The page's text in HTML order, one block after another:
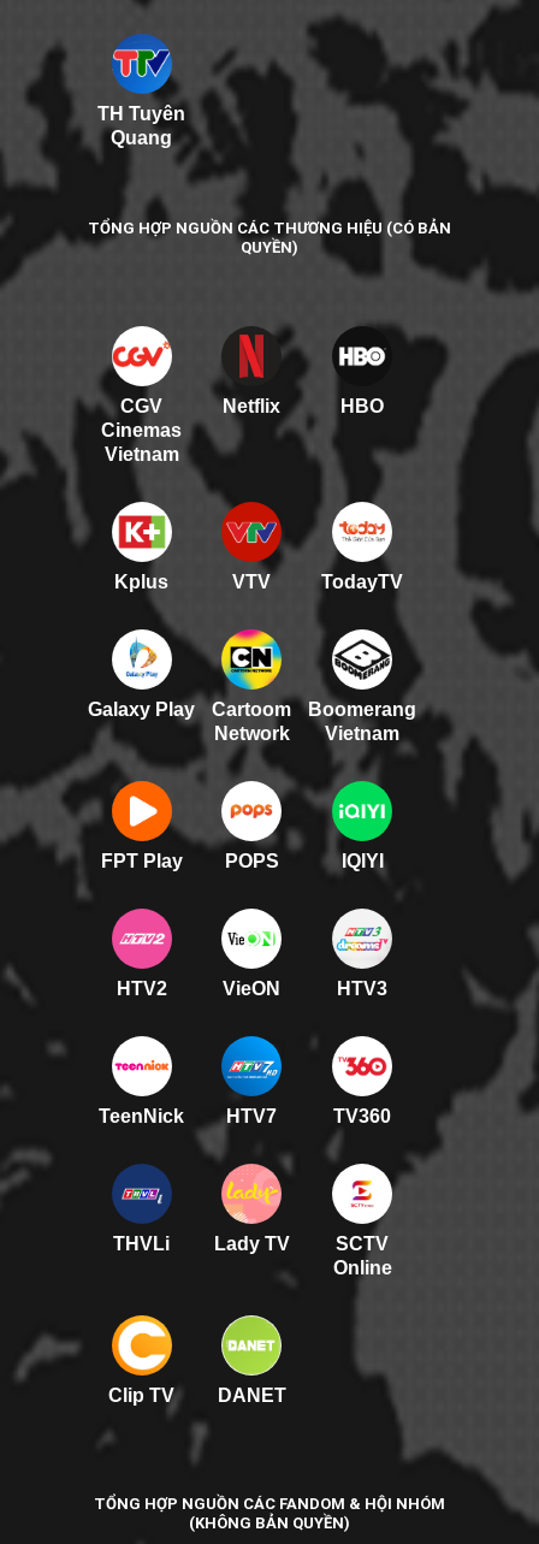
TH Tuyên
Quang
TỔNG HỢP NGUỒN CÁC THƯƠNG HIỆU (CÓ BẢN
QUYỀN)
CGV
Cinemas
Vietnam
Netflix HBO
Kplus VTV TodayTV
Galaxy Play
Cartoom
Network
Boomerang
Vietnam
FPT Play POPS IQIYI
HTV2 VieON HTV3
TeenNick HTV7 TV360
THVLi Lady TV
SCTV
Online
Clip TV DANET
TỔNG HỢP NGUỒN CÁC FANDOM & HỘI NHÓM
(KHÔNG BẢN QUYỀN)